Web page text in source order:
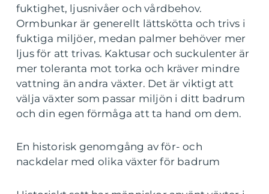
fuktighet, ljusnivåer och vårdbehov.
Ormbunkar är generellt lättskötta och trivs i
fuktiga miljöer, medan palmer behöver mer
ljus för att trivas. Kaktusar och suckulenter är
mer toleranta mot torka och kräver mindre
vattning än andra växter. Det är viktigt att
välja växter som passar miljön i ditt badrum
och din egen förmåga att ta hand om dem.
En historisk genomgång av för- och
nackdelar med olika växter för badrum